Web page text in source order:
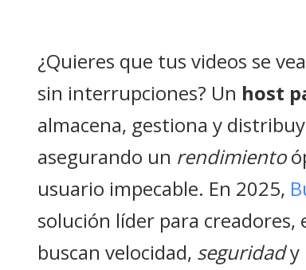
¿Quieres que tus videos se
sin interrupciones? Un host
almacena, gestiona y
asegurando un rendimiento
usuario impecable. En 2025,
solución líder para creadores,
buscan velocidad, seguridady